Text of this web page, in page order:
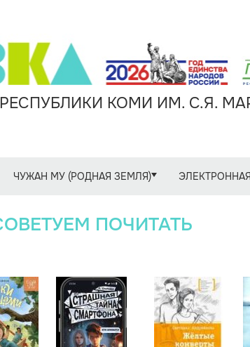
КОМИ ИМ. С.Я.
ЧУЖАН МУ (РОДНАЯ ЗЕМЛЯ)
ПОЧИТАТЬ